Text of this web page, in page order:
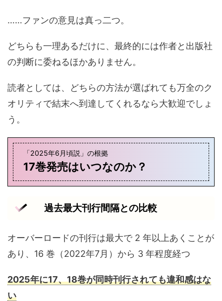
……ファンの意見は真っ二つ。
どちらも一理あるだけに、最終的には作者と出版社
の判断に委ねるほかありません。
読者としては、どちらの方法が選ばれても万全のク
オリティで結末へ到達してくれるなら大歓迎でしょ
う。
「2025年6月頃説」の根拠
17巻発売はいつなのか？
過去最大刊行間隔との比較
オーバーロードの刊行は最大で 2 年以上あくことが
あり、16 巻（2022年7月）から 3 年程度経つ
2025年に17、18巻が同時刊行されても違和感はな
い